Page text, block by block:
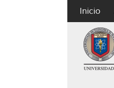
Inicio